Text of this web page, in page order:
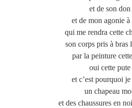
et de son don
et de mon agonie
qui me rendra cette
son corps pris à bras
par la peinture
oui cette pute
et c’est pourquoi
un chapeau
et des chaussures en